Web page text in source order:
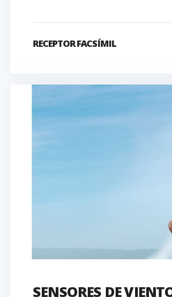
RECEPTOR FACSÍMIL
SENSORES DE